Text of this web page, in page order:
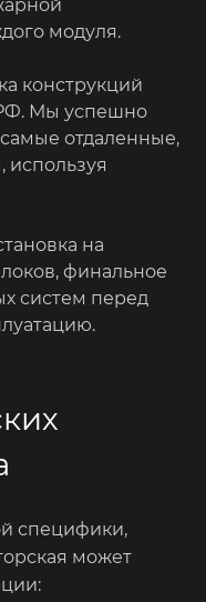
модуля.
конструкций
Мы успешно
отдаленные,
используя
на
финальное
систем перед
специфики,
может